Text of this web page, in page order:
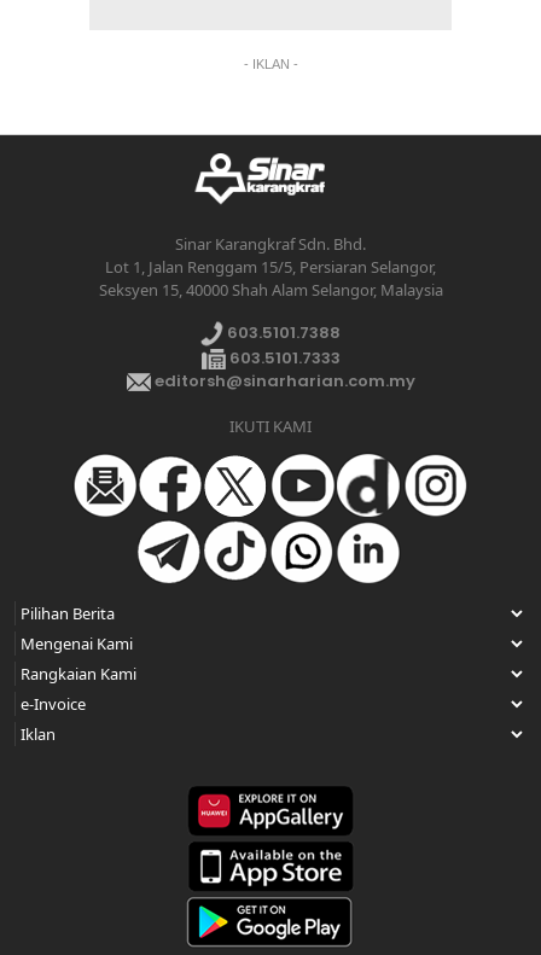
- IKLAN -
Sinar Karangkraf Sdn. Bhd.
Lot 1, Jalan Renggam 15/5, Persiaran Selangor,
Seksyen 15, 40000 Shah Alam Selangor, Malaysia
603.5101.7388
603.5101.7333
editorsh@sinarharian.com.my
IKUTI KAMI